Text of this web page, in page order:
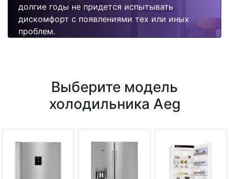
долгие годы не придется испытывать
дискомфорт с появлениями тех или иных
проблем.
Выберите модель
холодильника Aeg